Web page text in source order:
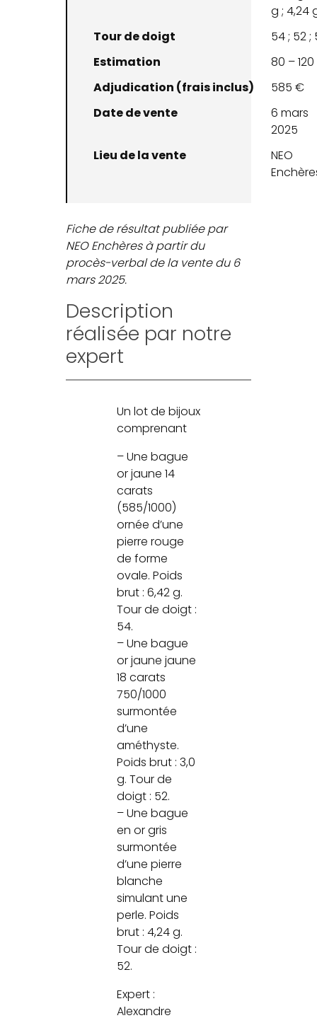
g ; 4,24
Tour de doigt
54 ; 52 ;
Estimation
80 –
Adjudication (frais inclus)
585 €
Date de vente
6 mars
2025
Lieu de la vente
NEO
Fiche de résultat publiée par
NEO Enchères à partir du
procès-verbal de la vente du 6
mars 2025.
Description
réalisée par notre
expert
Un lot de bijoux
comprenant
– Une bague
or jaune 14
carats
(585/1000)
ornée d’une
pierre rouge
de forme
ovale. Poids
brut : 6,42 g.
Tour de doigt :
54.
– Une bague
or jaune jaune
18 carats
750/1000
surmontée
d’une
améthyste.
Poids brut : 3,0
g. Tour de
doigt : 52.
– Une bague
en or gris
surmontée
d’une pierre
blanche
simulant une
perle. Poids
brut : 4,24 g.
Tour de doigt :
52.
Expert :
Alexandre